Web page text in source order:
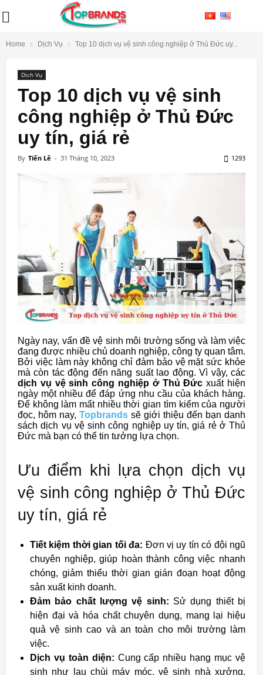
Home Dịch Vụ Top 10 dịch vụ vệ sinh công nghiệp ở Thủ Đức uy...
Dịch Vụ
Top 10 dịch vụ vệ sinh
công nghiệp ở Thủ Đức
uy tín, giá rẻ
By Tiến Lê - 31 Tháng 10, 2023 1293
Ngày nay, vấn đề vệ sinh môi trường sống và làm việc
đang được nhiều chủ doanh nghiệp, công ty quan tâm.
Bởi việc làm này không chỉ đảm bảo vệ mặt sức khỏe
mà còn tác động đến năng suất lao động. Vì vậy, các
dịch vụ vệ sinh công nghiệp ở Thủ Đức xuất hiện
ngày một nhiều để đáp ứng nhu cầu của khách hàng.
Để không làm mất nhiều thời gian tìm kiếm của người
đọc, hôm nay, Topbrands sẽ giới thiệu đến bạn danh
sách dịch vụ vệ sinh công nghiệp uy tín, giá rẻ ở Thủ
Đức mà bạn có thể tin tưởng lựa chọn.
Ưu điểm khi lựa chọn dịch vụ
vệ sinh công nghiệp ở Thủ Đức
uy tín, giá rẻ
Tiết kiệm thời gian tối đa: Đơn vị uy tín có đội ngũ
chuyên nghiệp, giúp hoàn thành công việc nhanh
chóng, giảm thiểu thời gian gián đoạn hoạt động
sản xuất kinh doanh.
Đảm bảo chất lượng vệ sinh: Sử dụng thiết bị
hiện đại và hóa chất chuyên dụng, mang lại hiệu
quả vệ sinh cao và an toàn cho môi trường làm
việc.
Dịch vụ toàn diện: Cung cấp nhiều hạng mục vệ
sinh như lau chùi máy móc, vệ sinh nhà xưởng,